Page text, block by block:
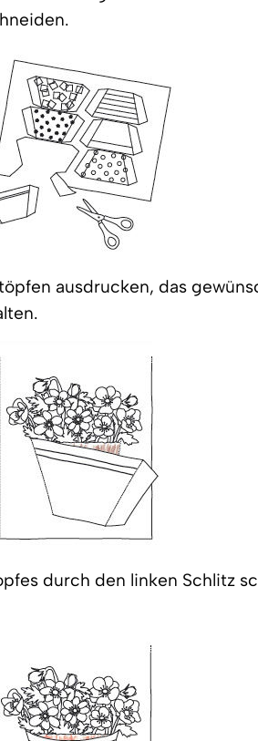
ausdrucken, das
durch den linken Schlitz